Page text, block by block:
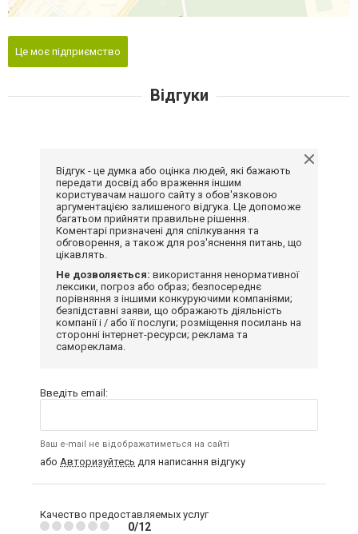
Це моє підприємство
Відгуки
Відгук - це думка або оцінка людей, які бажають
передати досвід або враження іншим
користувачам нашого сайту з обов'язковою
аргументацією залишеного відгука. Це допоможе
багатьом прийняти правильне рішення.
Коментарі призначені для спілкування та
обговорення, а також для роз'яснення питань, що
цікавлять.
Не дозволяється: використання ненормативної
лексики, погроз або образ; безпосереднє
порівняння з іншими конкуруючими компаніями;
безпідставні заяви, що ображають діяльність
компанії і / або її послуги; розміщення посилань на
сторонні інтернет-ресурси; реклама та
самореклама.
Введіть email:
Ваш e-mail не відображатиметься на сайті
або Авторизуйтесь для написання відгуку
Качество предоставляемых услуг
0/12